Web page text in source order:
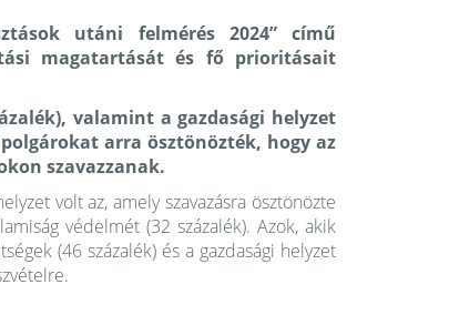
utáni felmérés 2024” című
magatartását és fő prioritásait
valamint a gazdasági helyzet
arra ösztönözték, hogy az
szavazzanak.
volt az, amely szavazásra ösztönözte
védelmét (32 százalék). Azok, akik
(46 százalék) és a gazdasági helyzet